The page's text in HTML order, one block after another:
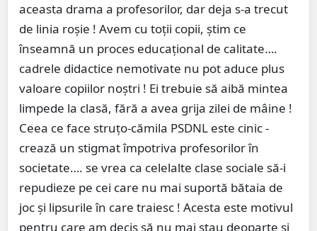
aceasta drama a profesorilor, dar deja s-a trecut
de linia roșie ! Avem cu toții copii, știm ce
înseamnă un proces educațional de calitate….
cadrele didactice nemotivate nu pot aduce plus
valoare copiilor noștri ! Ei trebuie să aibă mintea
limpede la clasă, fără a avea grija zilei de mâine !
Ceea ce face struțo-cămila PSDNL este cinic -
crează un stigmat împotriva profesorilor în
societate…. se vrea ca celelalte clase sociale să-i
repudieze pe cei care nu mai suportă bătaia de
joc și lipsurile în care traiesc ! Acesta este motivul
pentru care am decis să nu mai stau deoparte și